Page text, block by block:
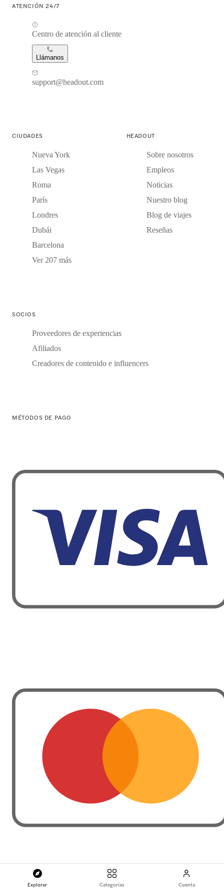
Explorar Categorías Cuenta
ATENCIÓN 24/7
Centro de atención al cliente
Llámanos
support@headout.com
CIUDADES
Nueva York
Las Vegas
Roma
París
Londres
Dubái
Barcelona
Ver 207 más
HEADOUT
Sobre nosotros
Empleos
Noticias
Nuestro blog
Blog de viajes
Reseñas
SOCIOS
Proveedores de experiencias
Afiliados
Creadores de contenido e influencers
MÉTODOS DE PAGO